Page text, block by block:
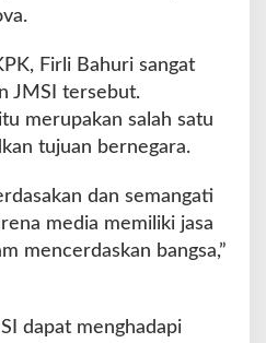
Firli Bahuri sangat
JMSI tersebut.
merupakan salah satu
tujuan bernegara.
dan semangati
media memiliki jasa
mencerdaskan bangsa,”
dapat menghadapi